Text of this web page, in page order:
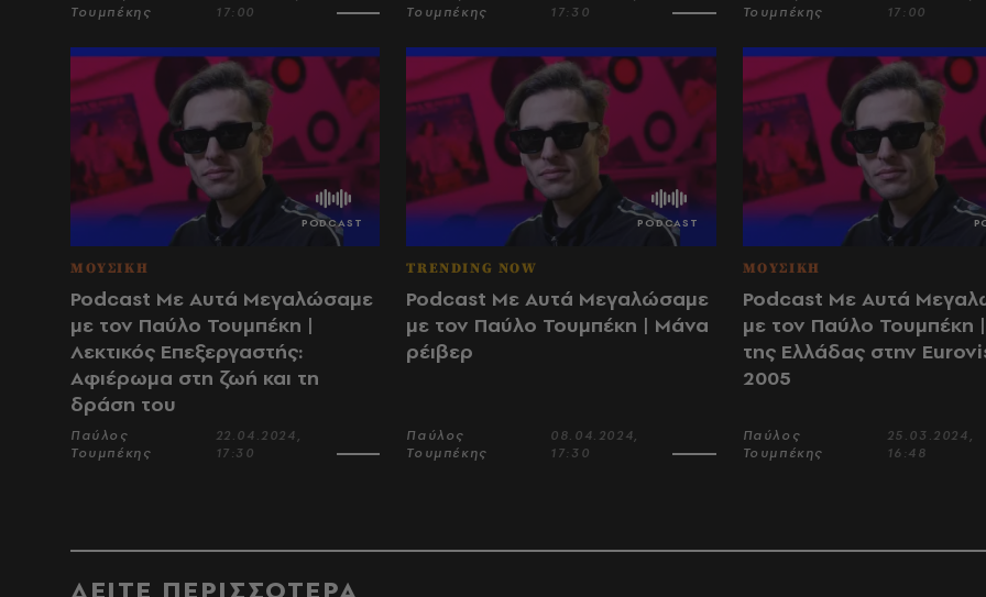
Τουμπέκης
17:00
Τουμπέκης
17:30
Τουμπέκης
17:00
ΜΟΥΣΙΚΗ
Podcast Με Αυτά Μεγαλώσαμε
με τον Παύλο Τουμπέκη |
Λεκτικός Επεξεργαστής:
Αφιέρωμα στη ζωή και τη
δράση του
Παύλος
Τουμπέκης
22.04.2024,
17:30
TRENDING NOW
Podcast Με Αυτά Μεγαλώσαμε
με τον Παύλο Τουμπέκη | Μάνα
ρέιβερ
Παύλος
Τουμπέκης
08.04.2024,
17:30
ΜΟΥΣΙΚΗ
Podcast Με Αυτά
με τον Παύλο Τουμπέκη
της Ελλάδας στην
2005
Παύλος
Τουμπέκης
25.03.2024,
16:48